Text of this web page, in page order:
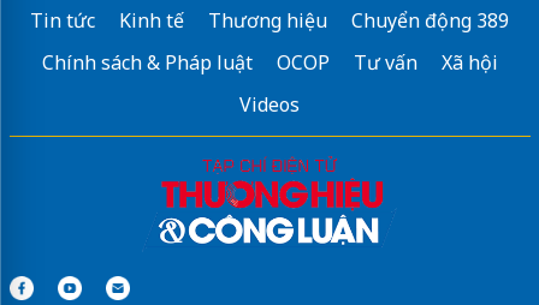
Tin tức Kinh tế Thương hiệu
Chuyển động 389
Chính sách & Pháp luật
OCOP Tư vấn
Xã hội
Videos